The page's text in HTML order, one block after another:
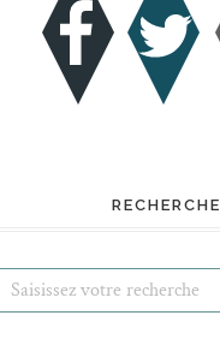
RECHERCHE